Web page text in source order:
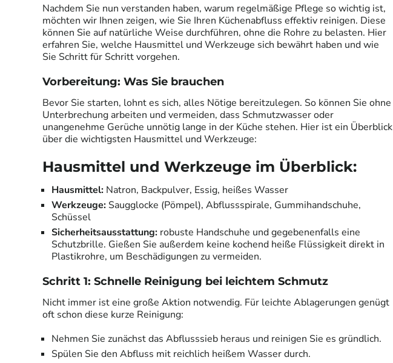
Nachdem Sie nun verstanden haben, warum regelmäßige Pflege so wichtig ist,
möchten wir Ihnen zeigen, wie Sie Ihren Küchenabfluss effektiv reinigen. Diese
können Sie auf natürliche Weise durchführen, ohne die Rohre zu belasten. Hier
erfahren Sie, welche Hausmittel und Werkzeuge sich bewährt haben und wie
Sie Schritt für Schritt vorgehen.
Vorbereitung: Was Sie brauchen
Bevor Sie starten, lohnt es sich, alles Nötige bereitzulegen. So können Sie ohne
Unterbrechung arbeiten und vermeiden, dass Schmutzwasser oder
unangenehme Gerüche unnötig lange in der Küche stehen. Hier ist ein Überblick
über die wichtigsten Hausmittel und Werkzeuge:
Hausmittel und Werkzeuge im Überblick:
Hausmittel: Natron, Backpulver, Essig, heißes Wasser
Werkzeuge: Saugglocke (Pömpel), Abflussspirale, Gummihandschuhe,
Schüssel
Sicherheitsausstattung: robuste Handschuhe und gegebenenfalls eine
Schutzbrille. Gießen Sie außerdem keine kochend heiße Flüssigkeit direkt in
Plastikrohre, um Beschädigungen zu vermeiden.
Schritt 1: Schnelle Reinigung bei leichtem Schmutz
Nicht immer ist eine große Aktion notwendig. Für leichte Ablagerungen genügt
oft schon diese kurze Reinigung:
Nehmen Sie zunächst das Abflusssieb heraus und reinigen Sie es gründlich.
Spülen Sie den Abfluss mit reichlich heißem Wasser durch.